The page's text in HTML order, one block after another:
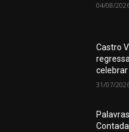
04/08/
Castro
celebrar
31/07/